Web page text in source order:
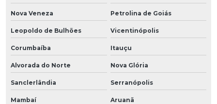
Nova Veneza Petrolina de Goiás
Leopoldo de Bulhões Vicentinópolis
Corumbaíba Itauçu
Alvorada do Norte Nova Glória
Sanclerlândia Serranópolis
Mambaí Aruanã